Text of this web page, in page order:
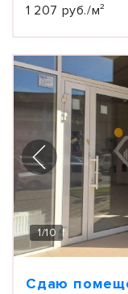
1 207 руб./м²
1/10
Сдаю